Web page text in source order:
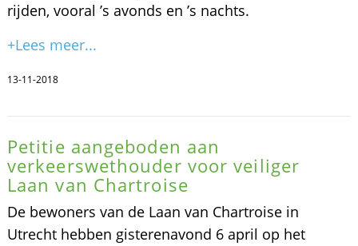
rijden, vooral ’s avonds en ’s nachts.
+Lees meer...
13-11-2018
Petitie aangeboden aan
verkeerswethouder voor veiliger
Laan van Chartroise
De bewoners van de Laan van Chartroise in
Utrecht hebben gisterenavond 6 april op het